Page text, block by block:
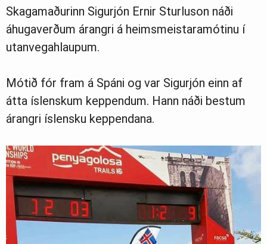
Skagamaðurinn Sig­ur­jón Ern­ir Sturlu­son náði
áhugaverðum árangri á heimsmeistaramótinu í
utanvegahlaupum.
Mótið fór fram á Spáni og var Sigurjón einn af
átta íslenskum keppendum. Hann náði bestum
árangri íslensku keppendana.